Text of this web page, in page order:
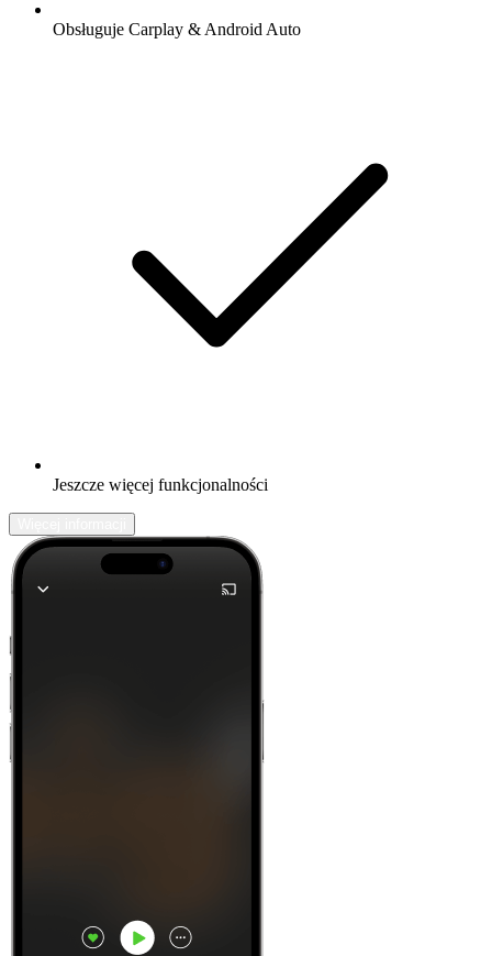
Obsługuje Carplay & Android Auto
Jeszcze więcej funkcjonalności